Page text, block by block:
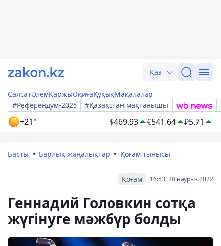
Қаз
СаясатӘлемҚаржыОқиғаҚұқықМақалалар
#Референдум-2026
#Қазақстан мақтанышы
+21° $469.93 €541.64 ₽5.71
Басты Барлық жаңалықтар Қоғам тынысы
16:53, 20 наурыз 2022
Қоғам
Геннадий Головкин сотқа
жүгінуге мәжбүр болды